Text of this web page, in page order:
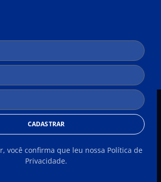
CADASTRAR
você confirma que leu nossa Política de
Privacidade.